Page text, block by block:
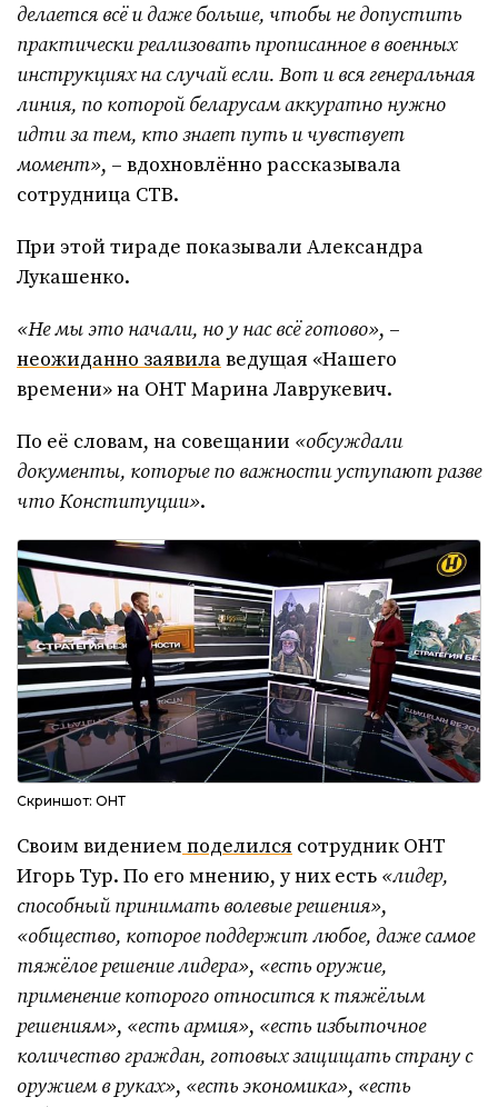
делается всё и даже больше, чтобы не допустить
практически реализовать прописанное в военных
инструкциях на случай если. Вот и вся генеральная
линия, по которой беларусам аккуратно нужно
идти за тем, кто знает путь и чувствует
момент», – вдохновлённо рассказывала
сотрудница СТВ.
При этой тираде показывали Александра
Лукашенко.
«Не мы это начали, но у нас всё готово», –
неожиданно заявилаведущая «Нашего
времени» на ОНТ Марина Лаврукевич.
По её словам, на совещании «обсуждали
документы, которые по важности уступают разве
что Конституции».
Скриншот: ОНТ
Своим видением поделился сотрудник ОНТ
Игорь Тур. По его мнению, у них есть «лидер,
способный принимать волевые решения»,
«общество, которое поддержит любое, даже самое
тяжёлое решение лидера», «есть оружие,
применение которого относится к тяжёлым
решениям», «есть армия», «есть избыточное
количество граждан, готовых защищать страну с
оружием в руках», «есть экономика», «есть